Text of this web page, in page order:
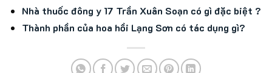
Nhà thuốc đông y 17 Trần Xuân Soạn có gì đặc biệt ?
Thành phần của hoa hồi Lạng Sơn có tác dụng gì?